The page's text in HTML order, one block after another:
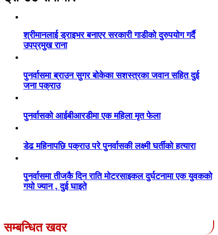
श्रीमानलाई ड्राइभर बनाएर सरकारी गाडीको दुरुपयोग गर्दै
उपप्रमुख राना
पुनर्वासमा ब्राउन सुगर बोकेका सशस्त्रका जवान सहित दुई
जना पक्राउ
पुनर्वासको आईबीआरडीमा एक महिला मृत फेला
डेढ महिनापछि पक्राउ परे पुनर्वासकी लक्ष्मी घर्तीको हत्यारा
पुनर्वासमा तीजकै दिन राति मोटरसाइकल दुर्घटनामा एक युवकको
गयो ज्यान , दुई घाइते
सम्बन्धित खवर